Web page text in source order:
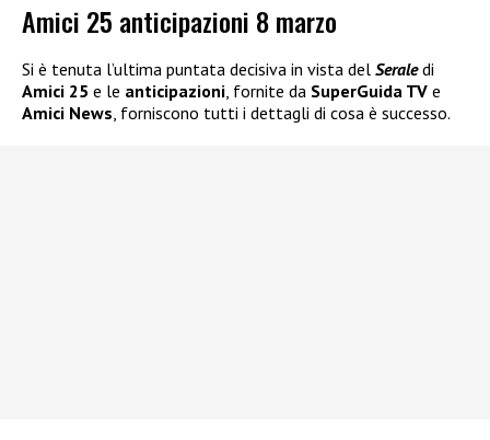
Amici 25 anticipazioni 8 marzo
Si è tenuta l’ultima puntata decisiva in vista del Seraledi
Amici 25 e le anticipazioni, fornite da SuperGuida TV e
Amici News, forniscono tutti i dettagli di cosa è successo.